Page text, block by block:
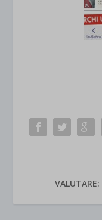
VALUTARE: